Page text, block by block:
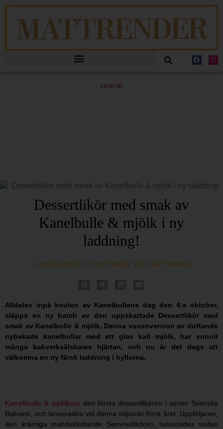
ANNONS
Dessertlikör med smak av
Kanelbulle & mjölk i ny
laddning!
UNCATEGORIZED 27 SEPTEMBER, 2018 MATTRENDER
Alldeles inpå knuten av Kanelbullens dag den 4:e oktober,
släpps en ny batch av den uppskattade Dessertlikör med
smak av Kanelbulle & mjölk. Denna vuxenversion av doftande
nybakade kanelbullar med ett glas kall mjölk, har vunnit
många bakverksälskares hjärtan, och nu är det dags att
välkomna en ny färsk laddning i hyllorna.
Kanelbulle & mjölkvar den första dessertlikören i serien Svenska
Bakverk, och lanserades vid denna tidpunkt förra året. Uppföljaren,
den krämiga mandeldoftande Semmellikören, lanserades sedan